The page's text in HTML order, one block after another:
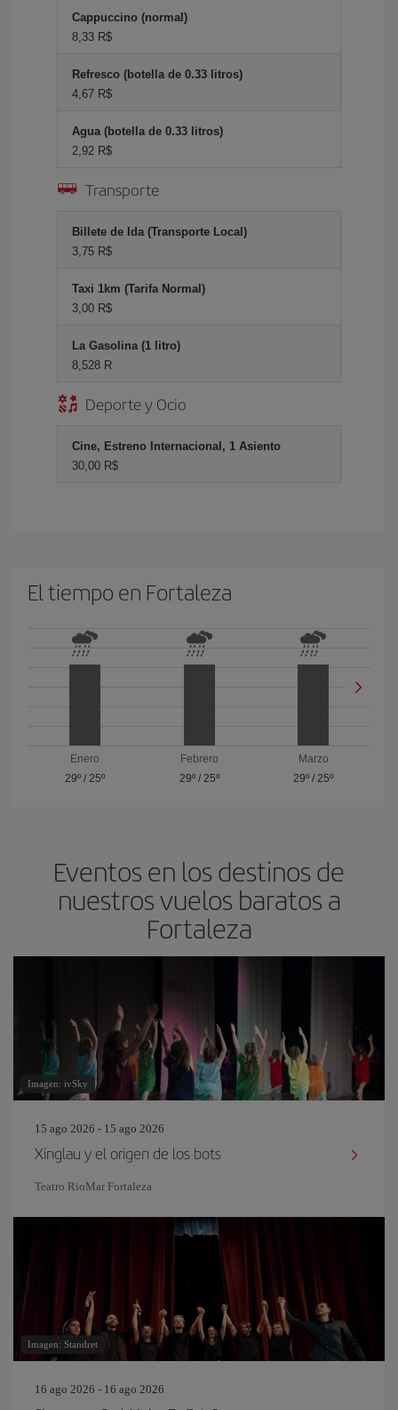
Cappuccino (normal)
8,33 R$
Refresco (botella de 0.33 litros)
4,67 R$
Agua (botella de 0.33 litros)
2,92 R$
Transporte
Billete de Ida (Transporte Local)
3,75 R$
Taxi 1km (Tarifa Normal)
3,00 R$
La Gasolina (1 litro)
8,528 R
Deporte y Ocio
Cine, Estreno Internacional, 1 Asiento
30,00 R$
El tiempo en Fortaleza
Enero
29º/ 25º
Febrero
29º/ 25º
Marzo
29º / 25º
Eventos en los destinos de
nuestros vuelos baratos a
Fortaleza
Imagen: ivSky
15 ago 2026 - 15 ago 2026
Xinglau y el origen de los bots
Teatro RioMar Fortaleza
Imagen: Standret
16 ago 2026 - 16 ago 2026